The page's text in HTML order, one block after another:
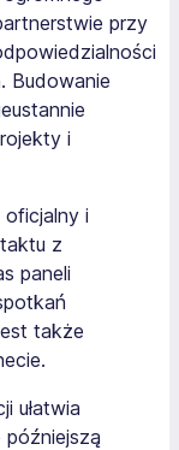
przy
Budowanie
i
i
z
paneli
także
ułatwia